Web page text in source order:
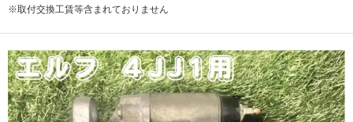
※取付交換工賃等含まれておりません